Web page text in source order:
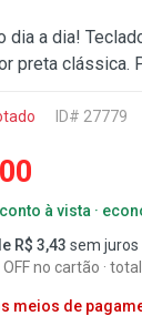
dia a dia!
preta clássica.
ID# 27779
à vista ·
R$ 3,43 sem juros
no cartão ·
meios de